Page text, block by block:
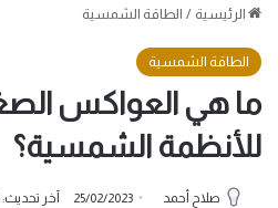
الرئيسية / الطاقة الشمسية
الطاقة الشمسية
ما هي العواكس
للأنظمة الشمسية؟
صلاح أحمد 25/02/2023 آخر تحديث: 25/02/2023